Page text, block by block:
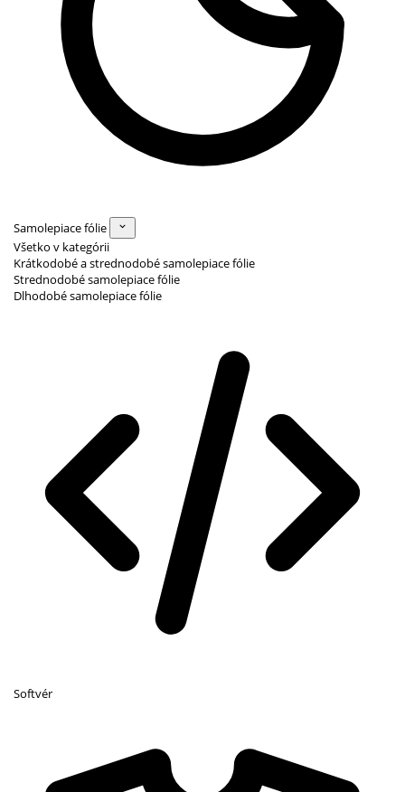
Samolepiace fólie
Všetko v kategórii
Krátkodobé a strednodobé samolepiace fólie
Strednodobé samolepiace fólie
Dlhodobé samolepiace fólie
Softvér